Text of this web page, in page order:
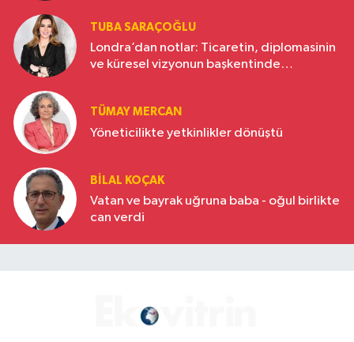
TUBA SARAÇOĞLU
Londra’dan notlar: Ticaretin, diplomasinin
ve küresel vizyonun başkentinde
TÜMAY MERCAN
Yöneticilikte yetkinlikler dönüştü
BILAL KOÇAK
Vatan ve bayrak uğruna baba - oğul birlikte
can verdi